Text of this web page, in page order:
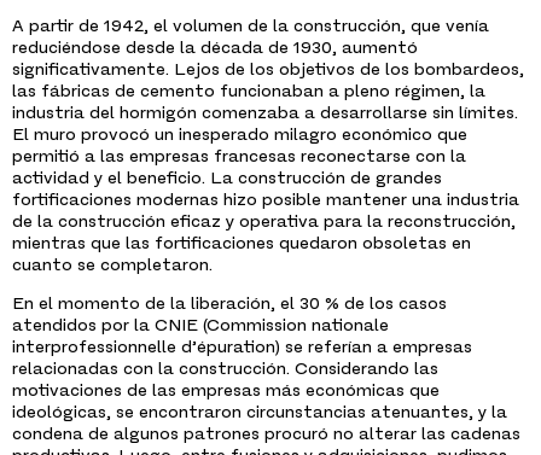
A partir de 1942, el volumen de la construcción, que venía
reduciéndose desde la década de 1930, aumentó
significativamente. Lejos de los objetivos de los bombardeos,
las fábricas de cemento funcionaban a pleno régimen, la
industria del hormigón comenzaba a desarrollarse sin límites.
El muro provocó un inesperado milagro económico que
permitió a las empresas francesas reconectarse con la
actividad y el beneficio. La construcción de grandes
fortificaciones modernas hizo posible mantener una industria
de la construcción eficaz y operativa para la reconstrucción,
mientras que las fortificaciones quedaron obsoletas en
cuanto se completaron.
En el momento de la liberación, el 30 % de los casos
atendidos por la CNIE (Commission nationale
interprofessionnelle d’épuration) se referían a empresas
relacionadas con la construcción. Considerando las
motivaciones de las empresas más económicas que
ideológicas, se encontraron circunstancias atenuantes, y la
condena de algunos patrones procuró no alterar las cadenas